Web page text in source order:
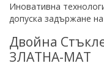
Иновативна
допуска задържане
Двойна
ЗЛАТНА-МАТ